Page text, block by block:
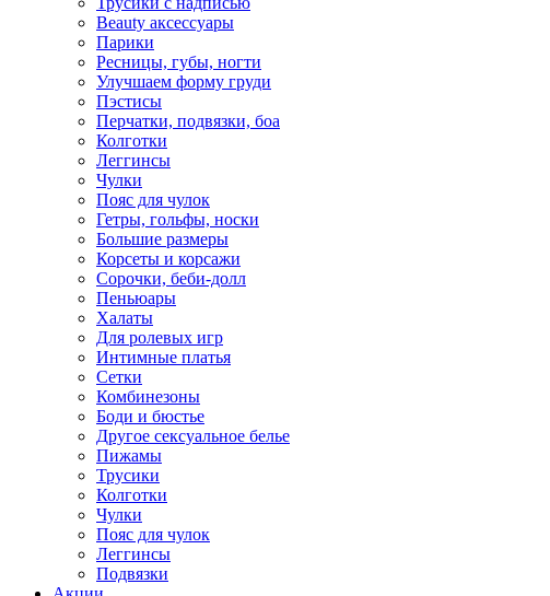
Beauty аксессуары
Парики
Ресницы, губы, ногти
Улучшаем форму груди
Пэстисы
Перчатки, подвязки, боа
Колготки
Леггинсы
Чулки
Пояс для чулок
Гетры, гольфы, носки
Большие размеры
Корсеты и корсажи
Сорочки, беби-долл
Пеньюары
Халаты
Для ролевых игр
Интимные платья
Сетки
Комбинезоны
Боди и бюстье
Другое сексуальное белье
Пижамы
Трусики
Колготки
Чулки
Пояс для чулок
Леггинсы
Подвязки